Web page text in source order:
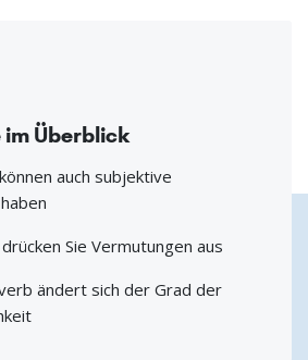
im Überblick
auch subjektive
Sie Vermutungen aus
ändert sich der Grad der